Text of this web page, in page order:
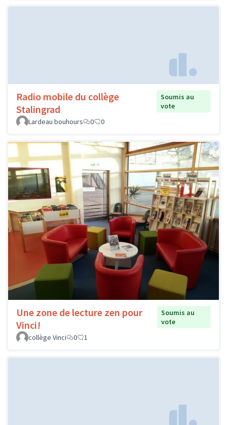
Radio mobile du collège
Stalingrad
Soumis au
vote
Lardeau bouhours
0 0
Une zone de lecture zen pour
Vinci!
Soumis au
vote
collège Vinci
0 1